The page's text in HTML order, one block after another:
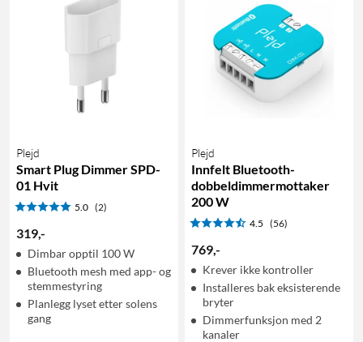
Plejd
Smart Plug Dimmer SPD-
01 Hvit
5.0 (2)
319,-
Dimbar opptil 100 W
Bluetooth mesh med app- og
stemmestyring
Planlegg lyset etter solens
gang
Plejd
Innfelt Bluetooth-
dobbeldimmermottaker
200 W
4.5 (56)
769,-
Krever ikke kontroller
Installeres bak eksisterende
bryter
Dimmerfunksjon med 2
kanaler